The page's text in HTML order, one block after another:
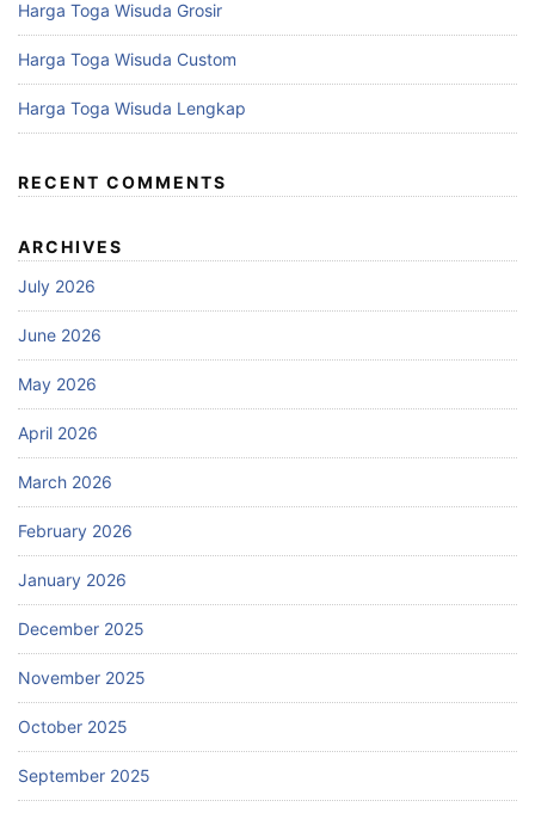
Harga Toga Wisuda Grosir
Harga Toga Wisuda Custom
Harga Toga Wisuda Lengkap
RECENT COMMENTS
ARCHIVES
July 2026
June 2026
May 2026
April 2026
March 2026
February 2026
January 2026
December 2025
November 2025
October 2025
September 2025